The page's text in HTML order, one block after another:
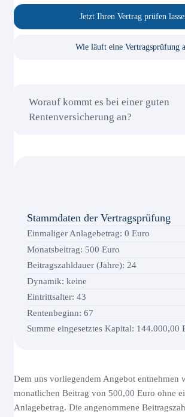
Jetzt Ihren Vertrag prüfen
Wie läuft eine Vertragsprüfung
Worauf kommt es bei einer guten
Rentenversicherung an?
Stammdaten der Vertragsprüfung
Einmaliger Anlagebetrag: 0 Euro
Monatsbeitrag: 500 Euro
Beitragszahldauer (Jahre): 24
Dynamik: keine
Eintrittsalter: 43
Rentenbeginn: 67
Summe eingesetztes Kapital: 144.000,00
Dem uns vorliegendem Angebot entnehmen
monatlichen Beitrag von 500,00 Euro ohne
Anlagebetrag. Die angenommene